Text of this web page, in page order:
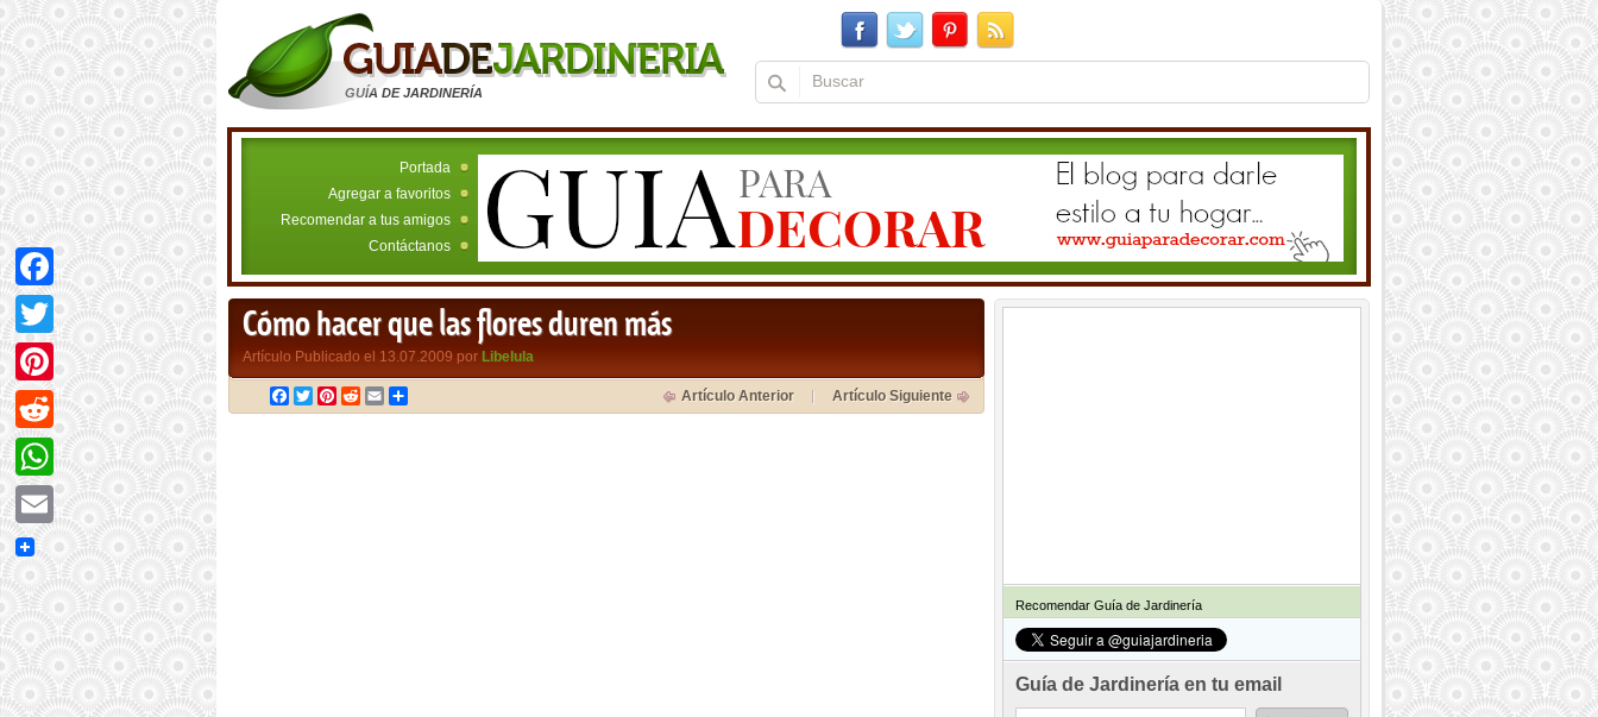
GUÍA DE JARDINERÍA
Portada
Agregar a favoritos
Recomendar a tus amigos
Contáctanos
Cómo hacer que las flores duren más
Artículo Publicado el 13.07.2009 por Libelula
Facebook
TwitterPinterest
RedditEmail Artículo Anterior Artículo Siguiente
Recomendar Guía de Jardinería
Guía de Jardinería en tu email
Facebook
Twitter
Pinterest
Reddit
WhatsApp
Email